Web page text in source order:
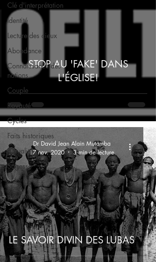
Clé d'interprétation
Identité
Lecture des cieux
Abondance
Connaissance des
nations
Couple
Royauté
Cycles
Faits historiques
Actualité
Sagesse
salut
prophétique
STOP AU 'FAKE' DANS
L'ÉGLISE!
LE SAVOIR DIVIN DES LUBAS
Dr David Jean Alain Mutamba
17 nov. 2020
3 min de lecture